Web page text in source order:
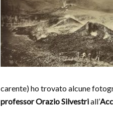
carente) ho trovato alcune
professor Orazio Silvestriall’